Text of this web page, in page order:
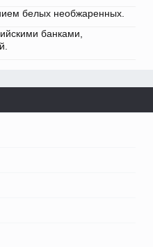
белых необжаренных.
банками,